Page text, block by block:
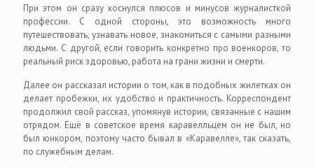
При этом он сразу коснулся плюсов и минусов журналисткой
профессии. С одной стороны, это возможность много
путешествовать, узнавать новое, знакомиться с самыми разными
людьми. С другой, если говорить конкретно про военкоров, то
реальный риск здоровью, работа на грани жизни и смерти.
Далее он рассказал истории о том, как в подобных жилетках он
делает пробежки, их удобство и практичность. Корреспондент
продолжил свой рассказ, упомянув истории, связанные с нашим
отрядом. Ещё в советское время каравелльцем он не был, но
был юнкором, поэтому часто бывал в «Каравелле», так сказать,
по служебным делам.